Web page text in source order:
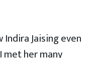
Indira Jaising even
met her many